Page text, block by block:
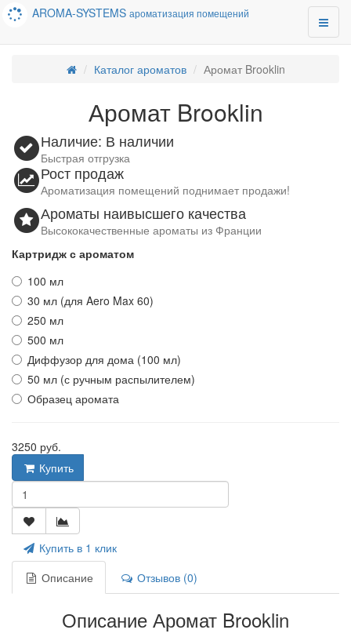
AROMA-SYSTEMS ароматизация помещений
Каталог ароматов Аромат Brooklin
Аромат Brooklin
Наличие: В наличии
Быстрая отгрузка
Рост продаж
Ароматизация помещений поднимает продажи!
Ароматы наивысшего качества
Высококачественные ароматы из Франции
Картридж с ароматом
100 мл
30 мл (для Aero Max 60)
250 мл
500 мл
Диффузор для дома (100 мл)
50 мл (с ручным распылителем)
Образец аромата
3250 руб.
Купить
Купить в 1 клик
Описание
Отзывов (0)
Описание Аромат Brooklin